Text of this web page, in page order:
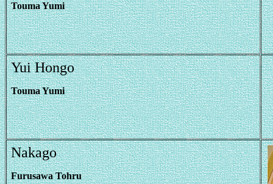
Touma Yumi
Yui Hongo
Touma Yumi
Nakago
Furusawa Tohru